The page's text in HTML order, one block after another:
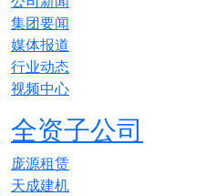
集团要闻
媒体报道
行业动态
视频中心
全资子公司
庞源租赁
天成建机